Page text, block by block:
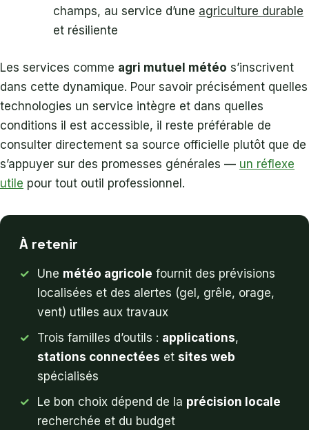
champs, au service d’une agriculture durable
et résiliente
Les services comme agri mutuel météo s’inscrivent
dans cette dynamique. Pour savoir précisément quelles
technologies un service intègre et dans quelles
conditions il est accessible, il reste préférable de
consulter directement sa source officielle plutôt que de
s’appuyer sur des promesses générales — un réflexe
utile pour tout outil professionnel.
À retenir
Une météo agricole fournit des prévisions
localisées et des alertes (gel, grêle, orage,
vent) utiles aux travaux
Trois familles d’outils : applications,
stations connectées et sites web
spécialisés
Le bon choix dépend de la précision locale
recherchée et du budget